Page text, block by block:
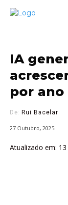
IA
por ano
De: Rui Bacelar
27 Outubro, 2025
Atualizado em: